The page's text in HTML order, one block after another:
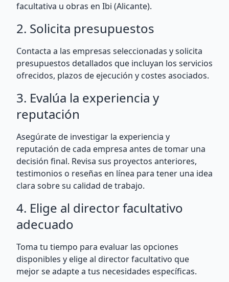
facultativa u obras en Ibi (Alicante).
2. Solicita presupuestos
Contacta a las empresas seleccionadas y solicita
presupuestos detallados que incluyan los servicios
ofrecidos, plazos de ejecución y costes asociados.
3. Evalúa la experiencia y
reputación
Asegúrate de investigar la experiencia y
reputación de cada empresa antes de tomar una
decisión final. Revisa sus proyectos anteriores,
testimonios o reseñas en línea para tener una idea
clara sobre su calidad de trabajo.
4. Elige al director facultativo
adecuado
Toma tu tiempo para evaluar las opciones
disponibles y elige al director facultativo que
mejor se adapte a tus necesidades específicas.